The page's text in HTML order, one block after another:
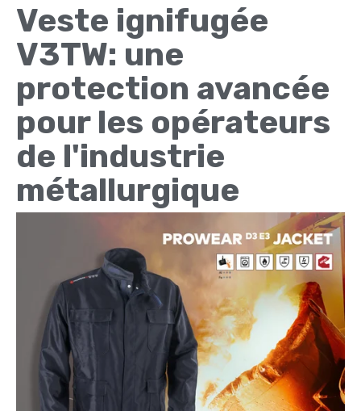
Veste ignifugée
V3TW: une
protection avancée
pour les opérateurs
de l'industrie
métallurgique